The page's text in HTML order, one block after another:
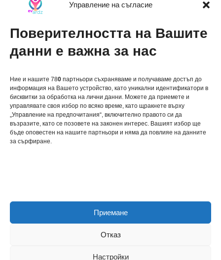
Управление на съгласие
Поверителността на Вашите
данни е важна за нас
Ние и нашите 780 партньори съхраняваме и получаваме достъп до
информация на Вашето устройство, като уникални идентификатори в
бисквитки за обработка на лични данни. Можете да приемете и
управлявате своя избор по всяко време, като щракнете върху
„Управление на предпочитания“, включително правото си да
възразите, като се позовете на законен интерес. Вашият избор ще
бъде оповестен на нашите партньори и няма да повлияе на данните
за сърфиране.
Приемане
Отказ
Настройки
мазнините и защо са опасни
Наситените мазнини: Какво
трябва да знаете и защо е
важно за здравето ви?
关于我们
Политика за поверителност